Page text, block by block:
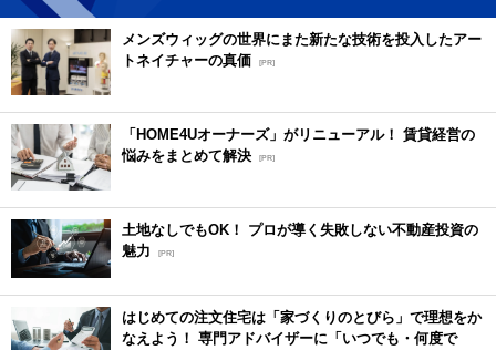
メンズウィッグの世界にまた新たな技術を投入したアー
トネイチャーの真価 [PR]
「HOME4Uオーナーズ」がリニューアル！ 賃貸経営の
悩みをまとめて解決 [PR]
土地なしでもOK！ プロが導く失敗しない不動産投資の
魅力
[PR]
はじめての注文住宅は「家づくりのとびら」で理想をか
なえよう！ 専門アドバイザーに「いつでも・何度で